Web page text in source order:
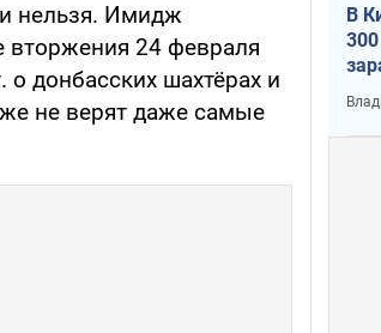
нельзя. Имидж
24 февраля
о донбасских шахтёрах и
не верят даже самые
В